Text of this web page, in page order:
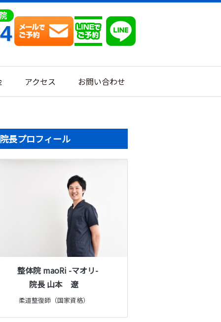
アクセス お問い合わせ
院長プロフィール
整体院 maoRi -マオリ-
院長 山本 遼
柔道整復師（国家資格）